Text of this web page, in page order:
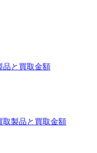
品と買取金額
取製品と買取金額